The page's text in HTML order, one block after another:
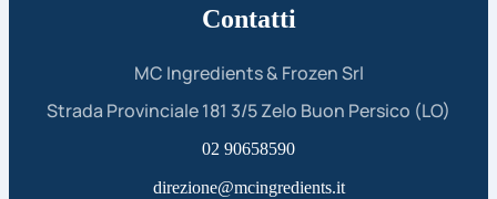
Contatti
MC Ingredients & Frozen Srl
Strada Provinciale 181 3/5 Zelo Buon Persico (LO)
02 90658590
direzione@mcingredients.it